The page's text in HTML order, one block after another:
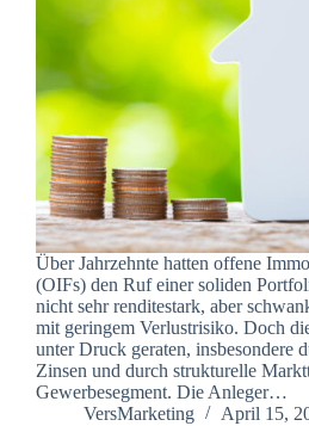
Über Jahrzehnte hatten offene
(OIFs) den Ruf einer soliden
nicht sehr renditestark, aber
mit geringem Verlustrisiko. Doch
unter Druck geraten, insbesondere
Zinsen und durch strukturelle
Gewerbesegment. Die Anleger…
VersMarketing
April 15,